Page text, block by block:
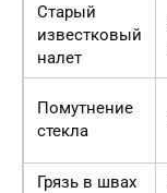
Старый
известковый
налет
Помутнение
стекла
Грязь в швах